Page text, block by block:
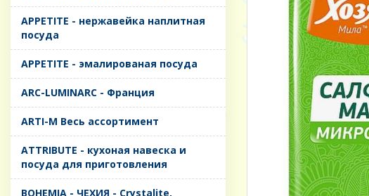
APPETITE - нержавейка наплитная
посуда
APPETITE - эмалированая посуда
ARC-LUMINARC - Франция
ARTI-M Весь ассортимент
ATTRIBUTE - кухоная навеска и
посуда для приготовления
BOHEMIA - ЧЕХИЯ - Crystalite,